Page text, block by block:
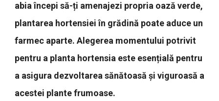
abia începi să-ți amenajezi propria oază verde,
plantarea hortensiei în grădină poate aduce un
farmec aparte. Alegerea momentului potrivit
pentru a planta hortensia este esențială pentru
a asigura dezvoltarea sănătoasă și viguroasă a
acestei plante frumoase.